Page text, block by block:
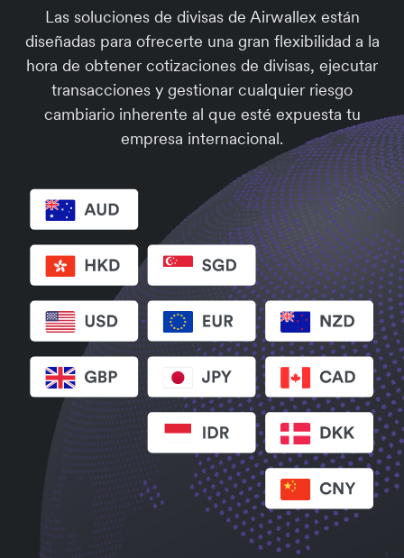
Las soluciones de divisas de Airwallex están
diseñadas para ofrecerte una gran flexibilidad a la
hora de obtener cotizaciones de divisas, ejecutar
transacciones y gestionar cualquier riesgo
cambiario inherente al que esté expuesta tu
empresa internacional.